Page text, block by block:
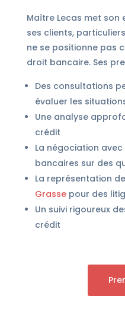
Maître Lecas met son
ses clients,
ne se positionne pas
droit bancaire. Ses
Des consultations
évaluer les
Une analyse
crédit
La négociation
bancaires sur des
La représentation
Grassepour des
Un suivi rigoureux
crédit